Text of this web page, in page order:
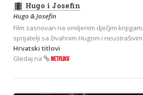
theaters Hugo i Josefin
Hugo & Josefin
Film zasnovan na omiljenim dječjim
sprijatelji sa živahnim Hugom i
Hrvatski titlovi
Gledaj na
NETFLIXU